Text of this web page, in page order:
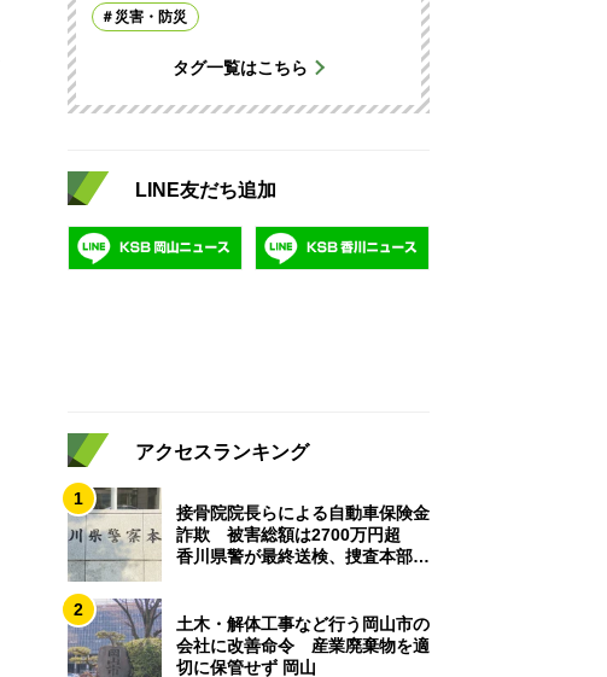
災害・防災
タグ一覧はこちら
LINE友だち追加
アクセスランキング
1
接骨院院長らによる自動車保険金
詐欺 被害総額は2700万円超
香川県警が最終送検、捜査本部解
2
土木・解体工事など行う岡山市の
会社に改善命令 産業廃棄物を適
切に保管せず 岡山